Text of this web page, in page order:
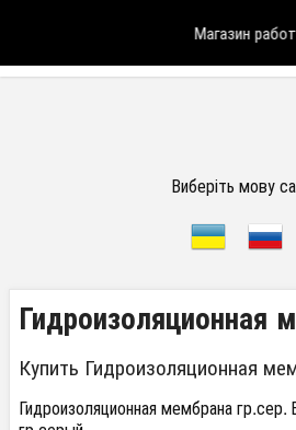
Магазин
Виберіть мову
Гидроизоляционная
Купить Гидроизоляционная
Гидроизоляционная мембрана